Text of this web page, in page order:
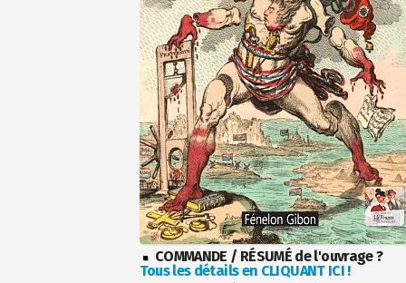
COMMANDE / RÉSUMÉ de l'ouvrage ?
Tous les détails en CLIQUANT ICI !